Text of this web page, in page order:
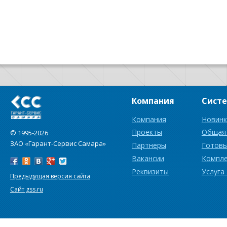
© 1995-2026
ЗАО «Гарант-Сервис Самара»
Предыдущая версия сайта
Сайт gss.ru
Компания
Компания
Проекты
Партнеры
Вакансии
Реквизиты
Общая